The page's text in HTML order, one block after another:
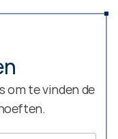
om te vinden de